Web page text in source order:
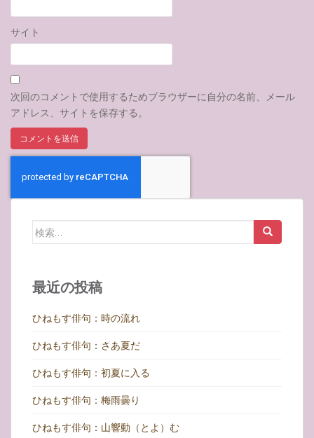
サイト
次回のコメントで使用するためブラウザーに自分の名前、メール
アドレス、サイトを保存する。
検
最近の投稿
ひねもす俳句：時の流れ
ひねもす俳句：さあ夏だ
ひねもす俳句：初夏に入る
ひねもす俳句：梅雨曇り
ひねもす俳句：山響動（とよ）む